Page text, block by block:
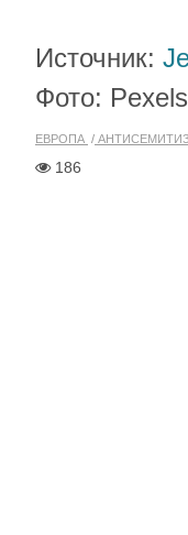
Источник:
Фото:
ЕВРОПА
186